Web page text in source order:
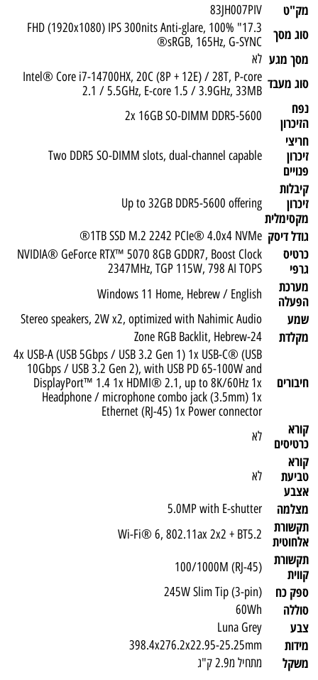
מק"ט
83JH007PIV
סוג מסך
17.3" FHD (1920x1080) IPS 300nits Anti-glare, 100%
sRGB, 165Hz, G-SYNC®
מסך מגע לא
סוג מעבד Intel® Core i7-14700HX, 20C (8P + 12E) / 28T, P-core
2.1 / 5.5GHz, E-core 1.5 / 3.9GHz, 33MB
נפח
הזיכרון
2x 16GB SO-DIMM DDR5-5600
חריצי
זיכרון
פנויים
Two DDR5 SO-DIMM slots, dual-channel capable
קיבלות
זיכרון
מקסימלית
Up to 32GB DDR5-5600 offering
גודל דיסק 1TB SSD M.2 2242 PCIe® 4.0x4 NVMe®
כרטיס
גרפי
NVIDIA® GeForce RTX™ 5070 8GB GDDR7, Boost Clock
2347MHz, TGP 115W, 798 AI TOPS
מערכת
הפעלה
Windows 11 Home, Hebrew / English
שמע Stereo speakers, 2W x2, optimized with Nahimic Audio
מקלדת 24-Zone RGB Backlit, Hebrew
חיבורים
4x USB-A (USB 5Gbps / USB 3.2 Gen 1) 1x USB-C® (USB
10Gbps / USB 3.2 Gen 2), with USB PD 65-100W and
DisplayPort™ 1.4 1x HDMI® 2.1, up to 8K/60Hz 1x
Headphone / microphone combo jack (3.5mm) 1x
Ethernet (RJ-45) 1x Power connector
קורא
כרטיסים
לא
קורא
טביעת
אצבע
לא
מצלמה 5.0MP with E-shutter
תקשורת
אלחוטית
Wi-Fi® 6, 802.11ax 2x2 + BT5.2
תקשורת
קווית
100/1000M (RJ-45)
ספק כח 245W Slim Tip (3-pin)
סוללה 60Wh
צבע Luna Grey
מידות 398.4x276.2x22.95-25.25mm
משקל מתחיל מ2.9 ק"ג